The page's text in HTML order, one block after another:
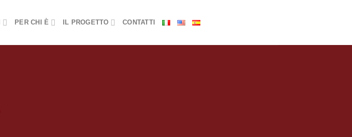
PER CHI È IL PROGETTO CONTATTI